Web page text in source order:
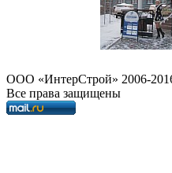
OOO «ИнтерСтрой» 2006-
Все права защищены